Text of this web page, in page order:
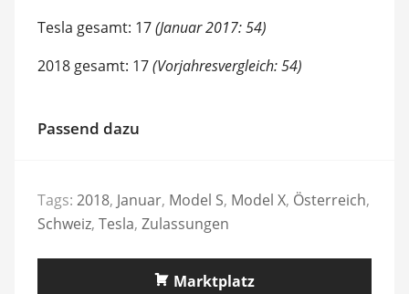
Tesla gesamt: 17(Januar 2017: 54)
2018 gesamt: 17(Vorjahresvergleich: 54)
Passend dazu
Tags: 2018, Januar, Model S, Model X, Österreich,
Schweiz, Tesla, Zulassungen
Marktplatz